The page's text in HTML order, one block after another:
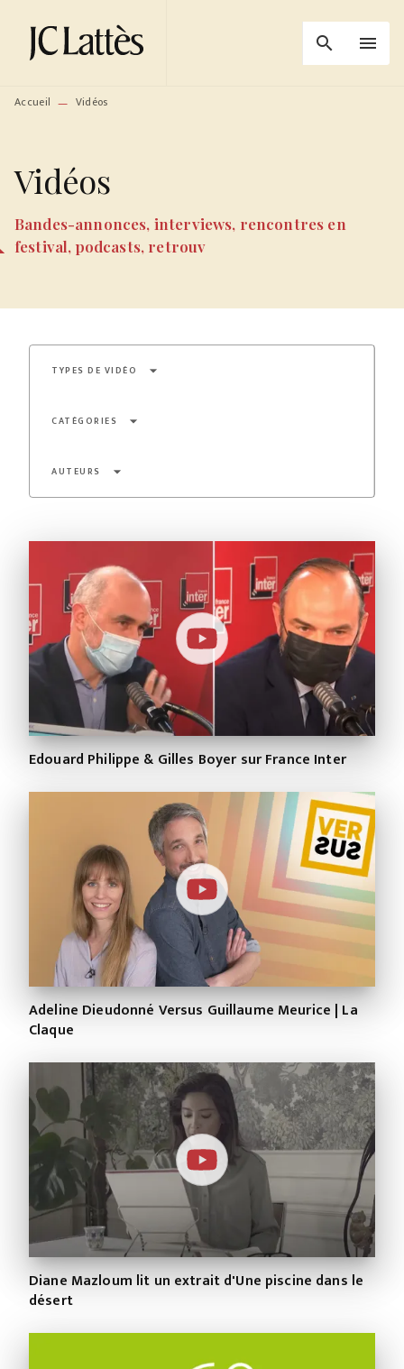
MENU RECHERCHE
PIED DE PAGE
search menu
Accueil — Vidéos
Vidéos
Bandes-annonces, interviews, rencontres en
festival, podcasts, retrouv
TYPES DE VIDÉO arrow_drop_down
CATÉGORIES arrow_drop_down
AUTEURS arrow_drop_down
Edouard Philippe & Gilles Boyer sur France Inter
Adeline Dieudonné Versus Guillaume Meurice | La
Claque
Diane Mazloum lit un extrait d'Une piscine dans le
désert